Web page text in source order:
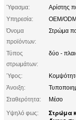
Ύφασμα:
Αρίστης
Υπηρεσία:
OEM/ODM
Όνομα
προϊόντων:
Στρώμα
Τύπος
στρωμάτων:
δύο -
Ύφος:
Άνοιξη:
Σταθερότητα:
Μέσο
Υψηλό φως:
Στρώμα